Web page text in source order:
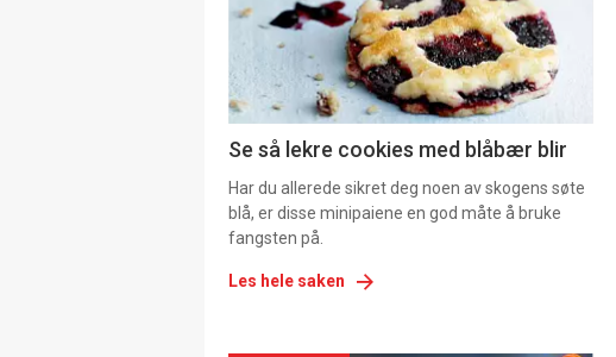
Se så lekre cookies med blåbær blir
Har du allerede sikret deg noen av skogens søte
blå, er disse minipaiene en god måte å bruke
fangsten på.
Les hele saken